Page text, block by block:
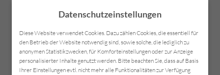
Kontakt Anfahrt Datenschutz Impressum
Datenschutzeinstellungen
Diese Website verwendet Cookies. Dazu zählen Cookies, die essentiell für
den Betrieb der Website notwendig sind, sowie solche, die lediglich zu
anonymen Statistikzwecken, für Komforteinstellungen oder zur Anzeige
personalisierter Inhalte genutzt werden. Bitte beachten Sie, dass auf Basis
Ihrer Einstellungen evtl. nicht mehr alle Funktionalitäten zur Verfügung